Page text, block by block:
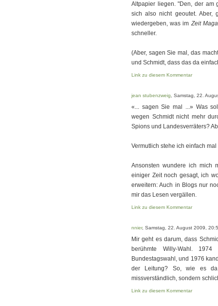
Altpapier liegen. "Den, der am
sich also nicht geoutet. Aber,
wiedergeben, was imZeit
schneller.
(Aber, sagen Sie mal, das
und Schmidt, dass das da
Link zu diesem Kommentar
jean stubenzweig , Samstag, 22.
«... sagen Sie mal ...» Was
wegen Schmidt nicht mehr
Spions und Landesverräters?
Vermutlich stehe ich einfach
Ansonsten wundere ich mich
einiger Zeit noch gesagt, ich
erweitern: Auch in Blogs nur
mir das Lesen vergällen.
Link zu diesem Kommentar
nnier, Samstag, 22. August 2009,
Mir geht es darum, dass
berühmte Willy-Wahl.
Bundestagswahl, und 1976
der Leitung? So, wie es
missverständlich, sondern
Link zu diesem Kommentar